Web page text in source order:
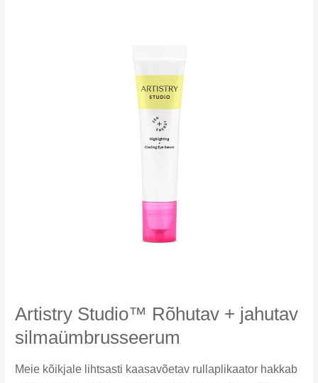
Artistry Studio™ Rõhutav + jahutav
silmaümbrusseerum
Meie kõikjale lihtsasti kaasavõetav rullaplikaator hakkab